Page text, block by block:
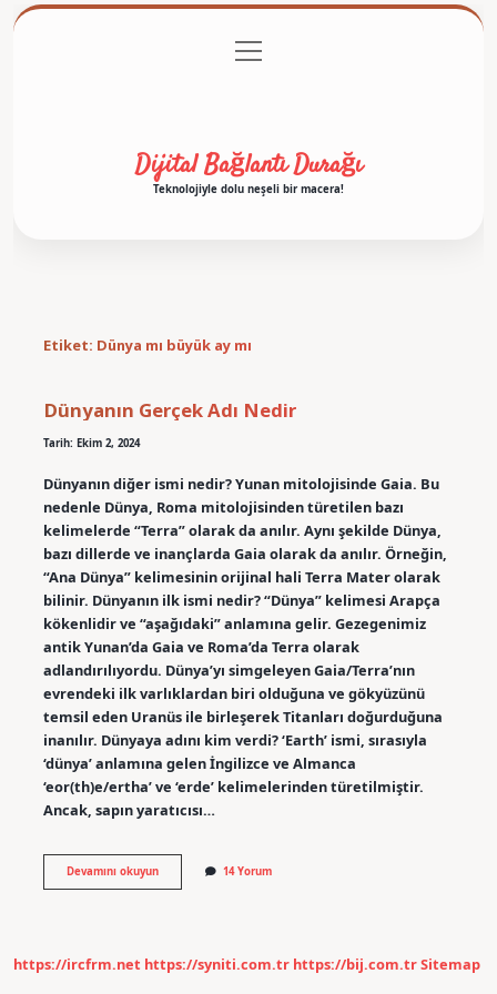
Gizlilik Politikası
menüyü
aç
Dijital Bağlantı Durağı
Teknolojiyle dolu neşeli bir macera!
Etiket: Dünya mı büyük ay mı
Dünyanın Gerçek Adı Nedir
Tarih: Ekim 2, 2024
Dünyanın diğer ismi nedir? Yunan mitolojisinde Gaia. Bu
nedenle Dünya, Roma mitolojisinden türetilen bazı
kelimelerde “Terra” olarak da anılır. Aynı şekilde Dünya,
bazı dillerde ve inançlarda Gaia olarak da anılır. Örneğin,
“Ana Dünya” kelimesinin orijinal hali Terra Mater olarak
bilinir. Dünyanın ilk ismi nedir? “Dünya” kelimesi Arapça
kökenlidir ve “aşağıdaki” anlamına gelir. Gezegenimiz
antik Yunan’da Gaia ve Roma’da Terra olarak
adlandırılıyordu. Dünya’yı simgeleyen Gaia/Terra’nın
evrendeki ilk varlıklardan biri olduğuna ve gökyüzünü
temsil eden Uranüs ile birleşerek Titanları doğurduğuna
inanılır. Dünyaya adını kim verdi? ‘Earth’ ismi, sırasıyla
‘dünya’ anlamına gelen İngilizce ve Almanca
‘eor(th)e/ertha’ ve ‘erde’ kelimelerinden türetilmiştir.
Ancak, sapın yaratıcısı…
Devamını okuyunDünyanın
Gerçek
14 Yorum
https://ircfrm.net https://syniti.com.tr https://bij.com.trSitemap